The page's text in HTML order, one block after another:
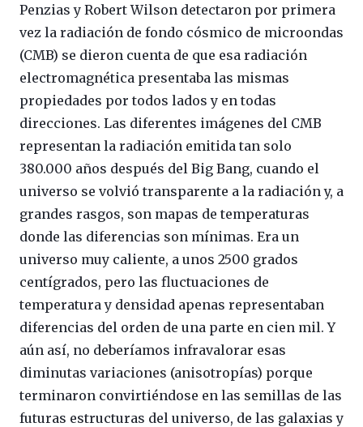
Penzias y Robert Wilson detectaron por primera
vez la radiación de fondo cósmico de microondas
(CMB) se dieron cuenta de que esa radiación
electromagnética presentaba las mismas
propiedades por todos lados y en todas
direcciones. Las diferentes imágenes del CMB
representan la radiación emitida tan solo
380.000 años después del Big Bang, cuando el
universo se volvió transparente a la radiación y, a
grandes rasgos, son mapas de temperaturas
donde las diferencias son mínimas. Era un
universo muy caliente, a unos 2500 grados
centígrados, pero las fluctuaciones de
temperatura y densidad apenas representaban
diferencias del orden de una parte en cien mil. Y
aún así, no deberíamos infravalorar esas
diminutas variaciones (anisotropías) porque
terminaron convirtiéndose en las semillas de las
futuras estructuras del universo, de las galaxias y